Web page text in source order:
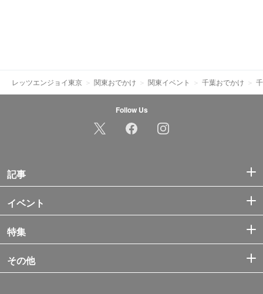
レッツエンジョイ東京 関東おでかけ 関東イベント 千葉おでかけ
Follow Us
記事
イベント
特集
その他